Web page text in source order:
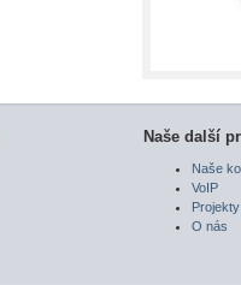
Naše další
Naše
VoIP
Projekty
O nás